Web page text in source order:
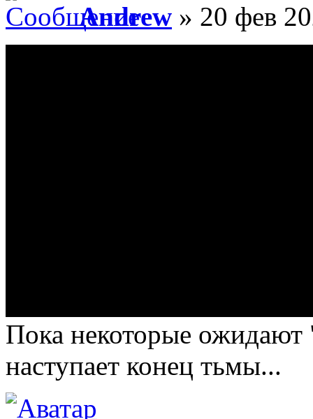
Andrew » 20 фев
Пока некоторые ожидают
наступает конец тьмы...